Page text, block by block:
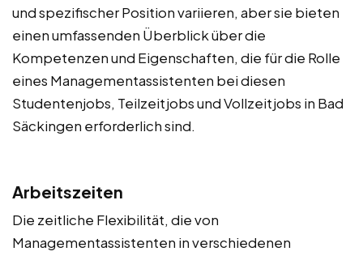
und spezifischer Position variieren, aber sie bieten
einen umfassenden Überblick über die
Kompetenzen und Eigenschaften, die für die Rolle
eines Managementassistenten bei diesen
Studentenjobs, Teilzeitjobs und Vollzeitjobs in Bad
Säckingen erforderlich sind.
Arbeitszeiten
Die zeitliche Flexibilität, die von
Managementassistenten in verschiedenen